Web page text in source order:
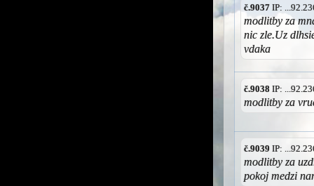
č.9037 IP:
modlitby za
nic zle.Uz
vdaka
č.9038 IP:
modlitby za
č.9039 IP:
modlitby za
pokoj medzi